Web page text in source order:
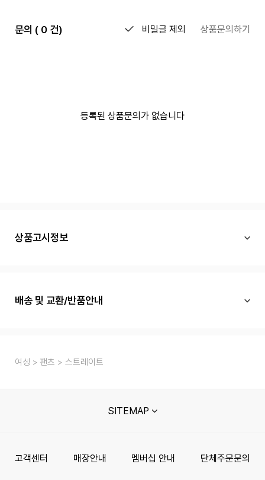
문의 ( 0 건) 비밀글 제외 상품문의하기
등록된 상품문의가 없습니다
상품고시정보
배송 및 교환/반품안내
여성 팬츠 스트레이트
SITEMAP
고객센터 매장안내 멤버십 안내 단체주문문의